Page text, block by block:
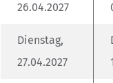
26.04.2027
Dienstag,
27.04.2027